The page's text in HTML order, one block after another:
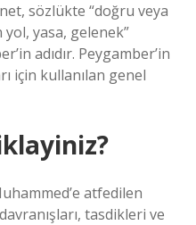
sözlükte “doğru veya
yasa, gelenek”
adıdır. Peygamber’in
için kullanılan genel
tasdikleri ve